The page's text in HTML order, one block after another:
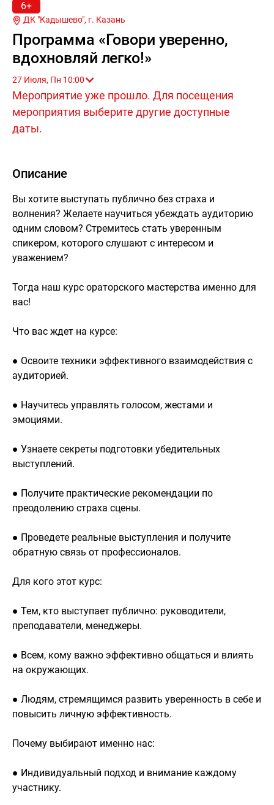
6+
ДК "Кадышево", г. Казань
Программа «Говори уверенно,
вдохновляй легко!»
27 Июля, Пн 10:00
Мероприятие уже прошло. Для посещения
мероприятия выберите другие доступные
даты.
Описание
Вы хотите выступать публично без страха и
волнения? Желаете научиться убеждать аудиторию
одним словом? Стремитесь стать уверенным
спикером, которого слушают с интересом и
уважением?
Тогда наш курс ораторского мастерства именно для
вас!
Что вас ждет на курсе:
● Освоите техники эффективного взаимодействия с
аудиторией.
● Научитесь управлять голосом, жестами и
эмоциями.
● Узнаете секреты подготовки убедительных
выступлений.
● Получите практические рекомендации по
преодолению страха сцены.
● Проведете реальные выступления и получите
обратную связь от профессионалов.
Для кого этот курс:
● Тем, кто выступает публично: руководители,
преподаватели, менеджеры.
● Всем, кому важно эффективно общаться и влиять
на окружающих.
● Людям, стремящимся развить уверенность в себе и
повысить личную эффективность.
Почему выбирают именно нас:
● Индивидуальный подход и внимание каждому
участнику.